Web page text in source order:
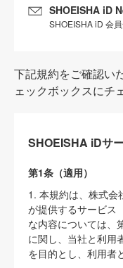
SHOEISHA iD
SHOEISHA iD 会
下記規約をご確認い
ェックボックスにチ
SHOEISHA iDサ
第1条（適用）
1. 本規約は、株式会
が提供するサービス
な内容については、
に関し、当社と利用
を目的とし、利用者